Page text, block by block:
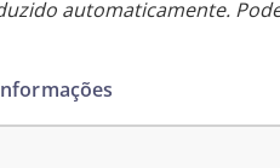
automaticamente.